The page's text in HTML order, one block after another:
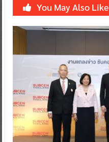
You May Also Like